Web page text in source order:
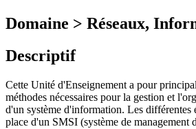
Domaine > Réseaux,
Descriptif
Cette Unité d'Enseignement a pour
méthodes nécessaires pour la gestion et
d'un système d'information. Les différentes
place d'un SMSI (système de management